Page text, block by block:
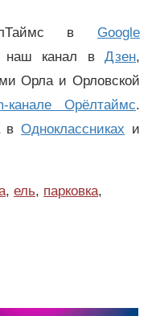
в Google
канал вДзен,
Орла и Орловской
канале Орёлтаймс.
вОдноклассниках и
, ель, парковка,